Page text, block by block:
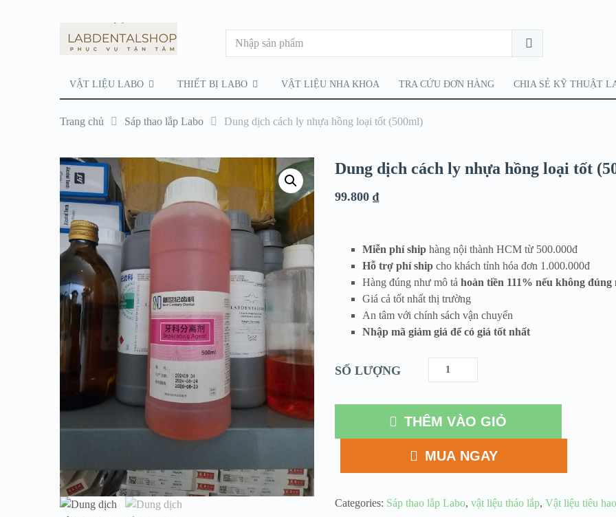
VẬT LIỆU LABO THIẾT BỊ LABO VẬT LIỆU NHA KHOA TRA CỨU ĐƠN HÀNG CHIA SẺ KỸ THUẬT
Trang chủ Sáp thao lắp Labo Dung dịch cách ly nhựa hồng loại tốt (500ml)
Dung dịch cách ly nhựa hồng loại tốt
99.800 ₫
Miễn phí shiphàng nội thành HCM từ 500.000đ
Hỗ trợ phí shipcho khách tỉnh hóa đơn 1.000.000đ
Hàng đúng như mô tả hoàn tiền 111% nếu không đúng
Giá cả tốt nhất thị trường
An tâm với chính sách vận chuyển
Nhập mã giảm giá để có giá tốt nhất
SỐ LƯỢNG
THÊM VÀO GIỎ
MUA NGAY
Categories: Sáp thao lắp Labo, vật liệu tháo lắp, Vật liệu tiêu